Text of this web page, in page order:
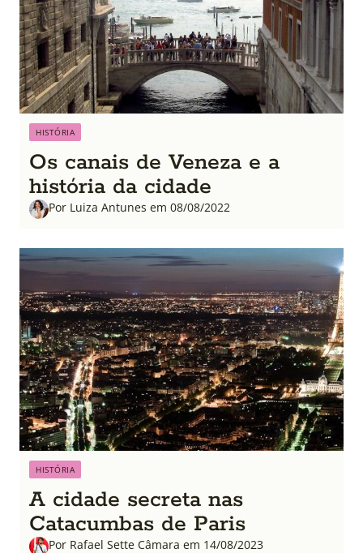
HISTÓRIA
Os canais de Veneza e a
história da cidade
Por Luiza Antunes em 08/08/2022
HISTÓRIA
A cidade secreta nas
Catacumbas de Paris
Por Rafael Sette Câmara em 14/08/2023